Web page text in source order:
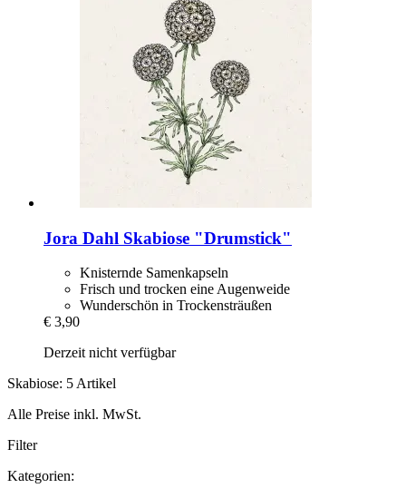
Jora Dahl Skabiose "Drumstick"
Knisternde Samenkapseln
Frisch und trocken eine Augenweide
Wunderschön in Trockensträußen
€ 3,90
Derzeit nicht verfügbar
Skabiose: 5 Artikel
Alle Preise inkl. MwSt.
Filter
Kategorien: